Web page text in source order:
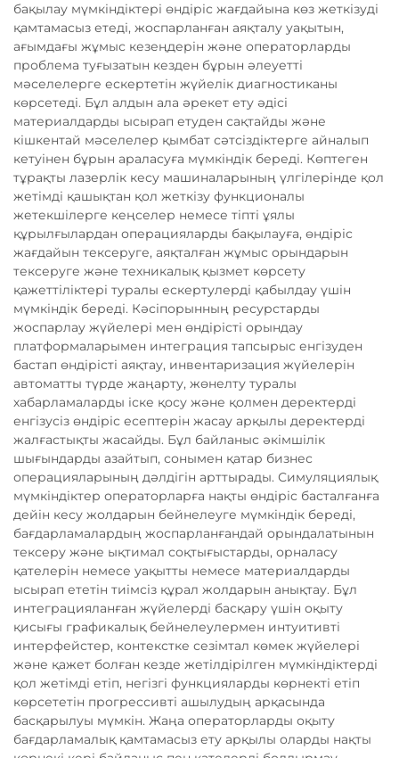
бақылау мүмкіндіктері өндіріс жағдайына көз жеткізуді
қамтамасыз етеді, жоспарланған аяқталу уақытын,
ағымдағы жұмыс кезеңдерін және операторларды
проблема туғызатын кезден бұрын әлеуетті
мәселелерге ескертетін жүйелік диагностиканы
көрсетеді. Бұл алдын ала әрекет ету әдісі
материалдарды ысырап етуден сақтайды және
кішкентай мәселелер қымбат сәтсіздіктерге айналып
кетуінен бұрын араласуға мүмкіндік береді. Көптеген
тұрақты лазерлік кесу машиналарының үлгілерінде қол
жетімді қашықтан қол жеткізу функционалы
жетекшілерге кеңселер немесе тіпті ұялы
құрылғылардан операцияларды бақылауға, өндіріс
жағдайын тексеруге, аяқталған жұмыс орындарын
тексеруге және техникалық қызмет көрсету
қажеттіліктері туралы ескертулерді қабылдау үшін
мүмкіндік береді. Кәсіпорынның ресурстарды
жоспарлау жүйелері мен өндірісті орындау
платформаларымен интеграция тапсырыс енгізуден
бастап өндірісті аяқтау, инвентаризация жүйелерін
автоматты түрде жаңарту, жөнелту туралы
хабарламаларды іске қосу және қолмен деректерді
енгізусіз өндіріс есептерін жасау арқылы деректерді
жалғастықты жасайды. Бұл байланыс әкімшілік
шығындарды азайтып, сонымен қатар бизнес
операцияларының дәлдігін арттырады. Симуляциялық
мүмкіндіктер операторларға нақты өндіріс басталғанға
дейін кесу жолдарын бейнелеуге мүмкіндік береді,
бағдарламалардың жоспарланғандай орындалатынын
тексеру және ықтимал соқтығыстарды, орналасу
қателерін немесе уақытты немесе материалдарды
ысырап ететін тиімсіз құрал жолдарын анықтау. Бұл
интеграцияланған жүйелерді басқару үшін оқыту
қисығы графикалық бейнелеулермен интуитивті
интерфейстер, контекстке сезімтал көмек жүйелері
және қажет болған кезде жетілдірілген мүмкіндіктерді
қол жетімді етіп, негізгі функцияларды көрнекті етіп
көрсететін прогрессивті ашылудың арқасында
басқарылуы мүмкін. Жаңа операторларды оқыту
бағдарламалық қамтамасыз ету арқылы оларды нақты